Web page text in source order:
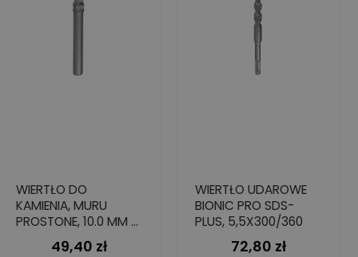
WIERTŁO DO
KAMIENIA, MURU
PROSTONE, 10.0 MM X
550 MM X 600 MM
Cena
49,40 zł
WIERTŁO UDAROWE
BIONIC PRO SDS-
PLUS, 5,5X300/360
Cena
72,80 zł